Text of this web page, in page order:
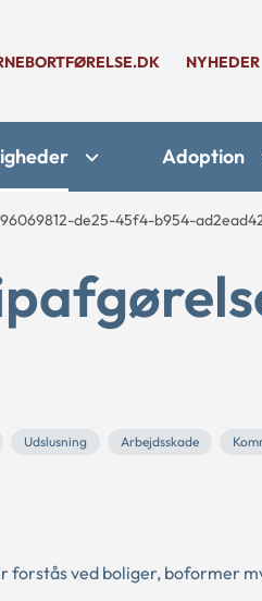
NYHEDER
Adoption
96069812-de25-45f4-b954-
Udslusning Arbejdsskade
forstås ved boliger, boformer